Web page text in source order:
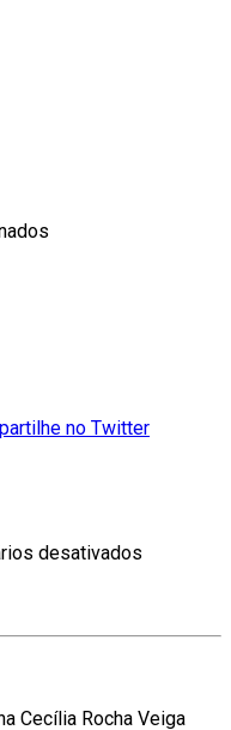
desativados
Cecília Rocha Veiga